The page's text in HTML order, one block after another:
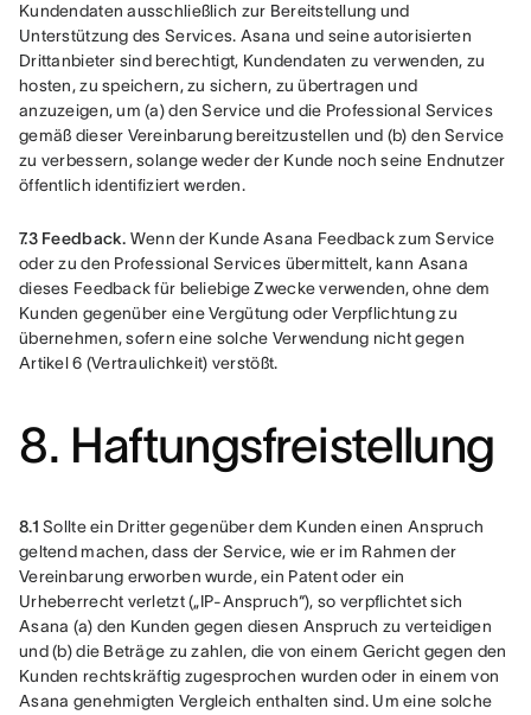
Kundendaten ausschließlich zur Bereitstellung und
Unterstützung des Services. Asana und seine autorisierten
Drittanbieter sind berechtigt, Kundendaten zu verwenden, zu
hosten, zu speichern, zu sichern, zu übertragen und
anzuzeigen, um (a) den Service und die Professional Services
gemäß dieser Vereinbarung bereitzustellen und (b) den Service
zu verbessern, solange weder der Kunde noch seine Endnutzer
öffentlich identifiziert werden.
7.3 Feedback. Wenn der Kunde Asana Feedback zum Service
oder zu den Professional Services übermittelt, kann Asana
dieses Feedback für beliebige Zwecke verwenden, ohne dem
Kunden gegenüber eine Vergütung oder Verpflichtung zu
übernehmen, sofern eine solche Verwendung nicht gegen
Artikel 6 (Vertraulichkeit) verstößt.
8. Haftungsfreistellung
8.1 Sollte ein Dritter gegenüber dem Kunden einen Anspruch
geltend machen, dass der Service, wie er im Rahmen der
Vereinbarung erworben wurde, ein Patent oder ein
Urheberrecht verletzt („IP-Anspruch“), so verpflichtet sich
Asana (a) den Kunden gegen diesen Anspruch zu verteidigen
und (b) die Beträge zu zahlen, die von einem Gericht gegen den
Kunden rechtskräftig zugesprochen wurden oder in einem von
Asana genehmigten Vergleich enthalten sind. Um eine solche